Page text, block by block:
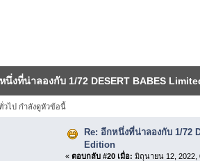
งที่น่าลองกับ 1/72 DESERT BABES
วไป กำลังดูหัวข้อนี้
Re: อีกหนึ่งที่น่าลองกับ 1/72
Edition
« ตอบกลับ #20 เมื่อ: มิถุนายน 12, 2022,